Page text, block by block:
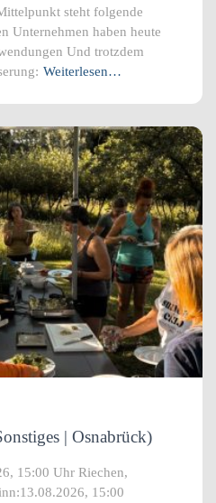
steht folgende
Unternehmen haben heute
Und trotzdem
Weiterlesen…
| Osnabrück)
15:00 Uhr Riechen,
15:00